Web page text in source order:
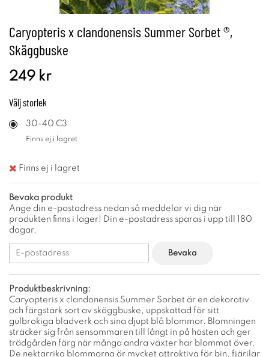
Caryopteris x clandonensis Summer Sorbet ®,
Skäggbuske
249 kr
Väljstorlek
30-40 C3
Finns ej i lagret
Finns ej i lagret
Bevaka produkt
Ange din e-postadress nedan så meddelar vi dig när
produkten finns i lager! Din e-postadress sparas i upp till 180
dagar.
Bevaka
Produktbeskrivning:
Caryopteris x clandonensis Summer Sorbet är en dekorativ
och färgstark sort av skäggbuske, uppskattad för sitt
gulbrokiga bladverk och sina djupt blå blommor. Blomningen
sträcker sig från sensommaren till långt in på hösten och ger
trädgården färg när många andra växter har blommat över.
De nektarrika blommorna är mycket attraktiva för bin, fjärilar